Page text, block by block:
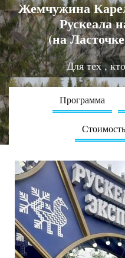
Жемчужина
Рускеала
(на
Для тех ,
Программа